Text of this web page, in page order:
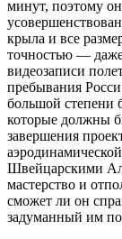
минут, поэтому
крыла и все
точностью —
видеозаписи
пребывания
большой степени
которые должны
завершения
Швейцарскими
мастерство и
сможет ли он
задуманный им